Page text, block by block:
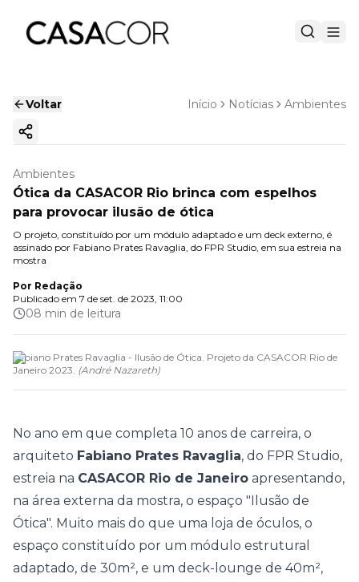
Voltar Início Notícias Ambientes
Copiar link
Ambientes
Ótica da CASACOR Rio brinca com espelhos
para provocar ilusão de ótica
O projeto, constituído por um módulo adaptado e um deck externo, é
assinado por Fabiano Prates Ravaglia, do FPR Studio, em sua estreia na
mostra
Por Redação
Publicado em 7 de set. de 2023, 11:00
08 min de leitura
Fabiano Prates Ravaglia - Ilusão de Ótica. Projeto da CASACOR Rio de
Janeiro 2023. (André Nazareth)
No ano em que completa 10 anos de carreira, o
arquiteto Fabiano Prates Ravaglia, do FPR Studio,
estreia na CASACOR Rio de Janeiro apresentando,
na área externa da mostra, o espaço "Ilusão de
Ótica". Muito mais do que uma loja de óculos, o
espaço constituído por um módulo estrutural
adaptado, de 30m², e um deck-lounge de 40m²,